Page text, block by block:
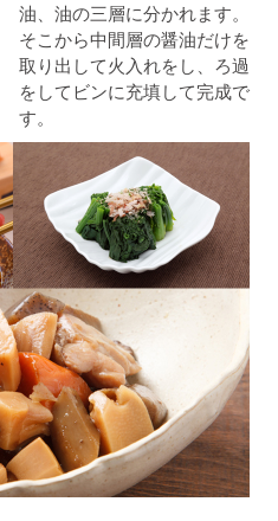
油、油の三層に分かれます。
そこから中間層の醤油だけを
取り出して火入れをし、ろ過
をしてビンに充填して完成で
す。